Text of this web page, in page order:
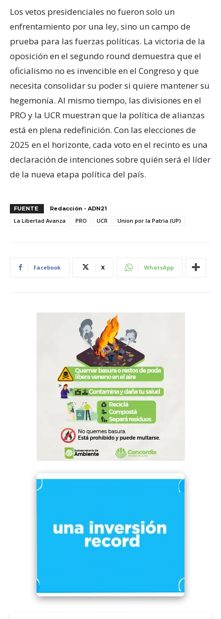
Los vetos presidenciales no fueron solo un
enfrentamiento por una ley, sino un campo de
prueba para las fuerzas políticas. La victoria de la
oposición en el segundo round demuestra que el
oficialismo no es invencible en el Congreso y que
necesita consolidar su poder si quiere mantener su
hegemonía. Al mismo tiempo, las divisiones en el
PRO y la UCR muestran que la política de alianzas
está en plena redefinición. Con las elecciones de
2025 en el horizonte, cada voto en el recinto es una
declaración de intenciones sobre quién será el líder
de la nueva etapa política del país.
FUENTE Redacción - ADN21
La Libertad Avanza PRO UCR Union por la Patria (UP)
Facebook X WhatsApp